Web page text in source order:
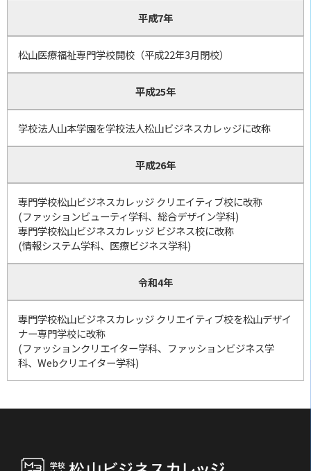
平成7年
松山医療福祉専門学校開校（平成22年3月閉校）
平成25年
学校法人山本学園を学校法人松山ビジネスカレッジに改称
平成26年
専門学校松山ビジネスカレッジ クリエイティブ校に改称
(ファッションビューティ学科、総合デザイン学科)
専門学校松山ビジネスカレッジ ビジネス校に改称
(情報システム学科、医療ビジネス学科)
令和4年
専門学校松山ビジネスカレッジ クリエイティブ校を松山デザイ
ナー専門学校に改称
(ファッションクリエイター学科、ファッションビジネス学
科、Webクリエイター学科)